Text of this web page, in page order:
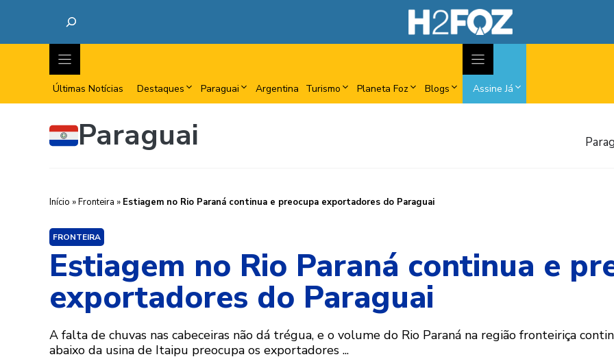
Últimas Notícias Destaques Paraguai Argentina Turismo Planeta Foz Blogs Assine Já
Paraguai
Início »Fronteira » Estiagem no Rio Paraná continua e preocupa exportadores do Paraguai
FRONTEIRA
Estiagem no Rio Paraná continua e
exportadores do Paraguai
A falta de chuvas nas cabeceiras não dá trégua, e o volume do Rio Paraná na região fronteiriça
abaixo da usina de Itaipu preocupa os exportadores ...